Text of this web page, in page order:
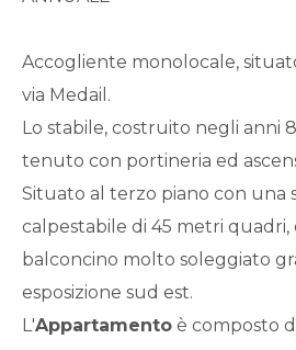
Accogliente monolocale,
via Medail.
Lo stabile, costruito negli anni
tenuto con portineria ed
Situato al terzo piano con una
calpestabile di 45 metri
balconcino molto soleggiato
esposizione sud est.
L'Appartamento è composto
4
5
5+